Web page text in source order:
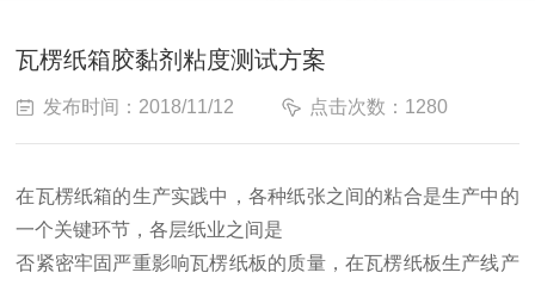
瓦楞纸箱胶黏剂粘度测试方案
发布时间：2018/11/12 点击次数：1280
在瓦楞纸箱的生产实践中，各种纸张之间的粘合是生产中的
一个关键环节，各层纸业之间是
否紧密牢固严重影响瓦楞纸板的质量，在瓦楞纸板生产线产